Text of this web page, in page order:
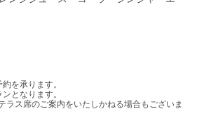
を承ります。
となります。
ラス席のご案内をいたしかねる場合もございま